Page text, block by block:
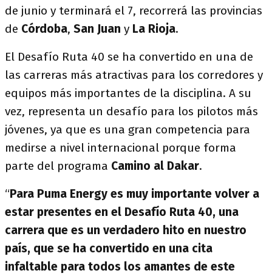
de junio y terminará el 7, recorrerá las provincias
de Córdoba, San Juan y La Rioja.
El Desafío Ruta 40 se ha convertido en una de
las carreras más atractivas para los corredores y
equipos más importantes de la disciplina. A su
vez, representa un desafío para los pilotos más
jóvenes, ya que es una gran competencia para
medirse a nivel internacional porque forma
parte del programa Camino al Dakar.
“Para Puma Energy es muy importante volver a
estar presentes en el Desafío Ruta 40, una
carrera que es un verdadero hito en nuestro
país, que se ha convertido en una cita
infaltable para todos los amantes de este